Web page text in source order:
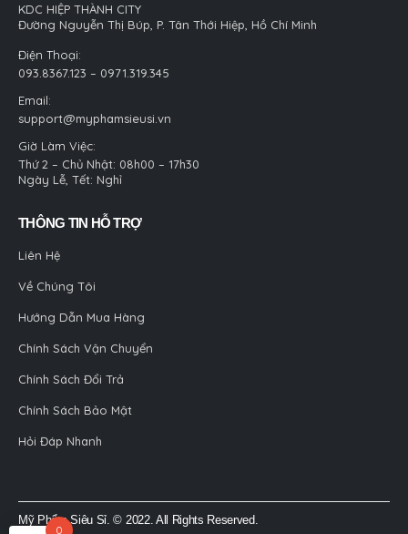
KDC HIỆP THÀNH CITY
Đường Nguyễn Thị Búp, P. Tân Thới Hiệp, Hồ Chí Minh
Điện Thoại:
093.8367.123 – 0971.319.345
Email:
support@myphamsieusi.vn
Giờ Làm Việc:
Thứ 2 – Chủ Nhật: 08h00 – 17h30
Ngày Lễ, Tết: Nghỉ
THÔNG TIN HỖ TRỢ
Liên Hệ
Về Chúng Tôi
Hướng Dẫn Mua Hàng
Chính Sách Vận Chuyển
Chính Sách Đổi Trả
Chính Sách Bảo Mật
Hỏi Đáp Nhanh
Mỹ Phẩm Siêu Sỉ. © 2022. All Rights Reserved.
0